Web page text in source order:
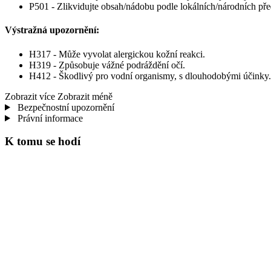
P501 - Zlikvidujte obsah/nádobu podle lokálních/národních
Výstražná upozornění:
H317 - Může vyvolat alergickou kožní reakci.
H319 - Způsobuje vážné podráždění očí.
H412 - Škodlivý pro vodní organismy, s dlouhodobými účinky.
Zobrazit více Zobrazit méně
Bezpečnostní upozornění
Právní informace
K tomu se hodí